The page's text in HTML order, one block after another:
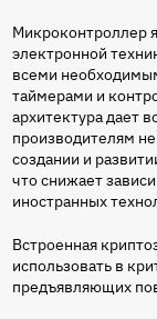
Микроконтроллер
электронной
всеми
таймерами и
архитектура дает
производителям
создании и
что снижает
иностранных
Встроенная
использовать в
предъявляющих